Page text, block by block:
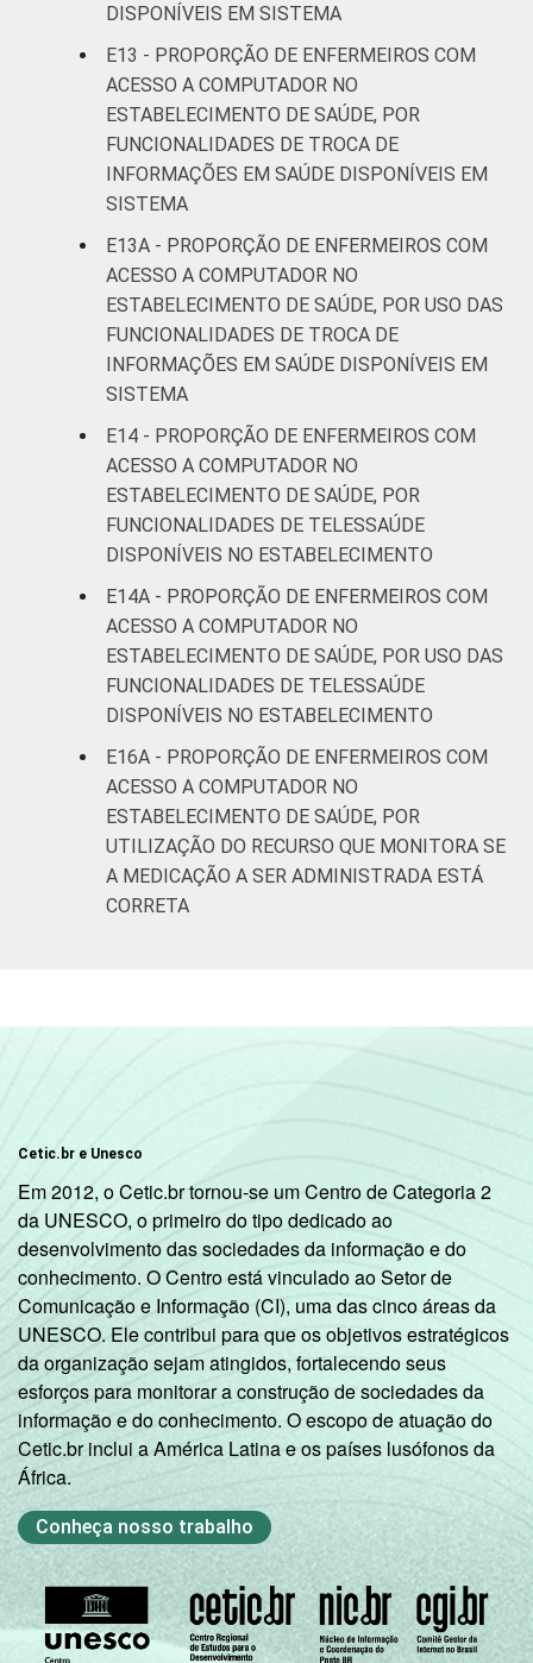
DISPONÍVEIS EM SISTEMA
E13 - PROPORÇÃO DE ENFERMEIROS COM
ACESSO A COMPUTADOR NO
ESTABELECIMENTO DE SAÚDE, POR
FUNCIONALIDADES DE TROCA DE
INFORMAÇÕES EM SAÚDE DISPONÍVEIS EM
SISTEMA
E13A - PROPORÇÃO DE ENFERMEIROS COM
ACESSO A COMPUTADOR NO
ESTABELECIMENTO DE SAÚDE, POR USO DAS
FUNCIONALIDADES DE TROCA DE
INFORMAÇÕES EM SAÚDE DISPONÍVEIS EM
SISTEMA
E14 - PROPORÇÃO DE ENFERMEIROS COM
ACESSO A COMPUTADOR NO
ESTABELECIMENTO DE SAÚDE, POR
FUNCIONALIDADES DE TELESSAÚDE
DISPONÍVEIS NO ESTABELECIMENTO
E14A - PROPORÇÃO DE ENFERMEIROS COM
ACESSO A COMPUTADOR NO
ESTABELECIMENTO DE SAÚDE, POR USO DAS
FUNCIONALIDADES DE TELESSAÚDE
DISPONÍVEIS NO ESTABELECIMENTO
E16A - PROPORÇÃO DE ENFERMEIROS COM
ACESSO A COMPUTADOR NO
ESTABELECIMENTO DE SAÚDE, POR
UTILIZAÇÃO DO RECURSO QUE MONITORA SE
A MEDICAÇÃO A SER ADMINISTRADA ESTÁ
CORRETA
Cetic.br e Unesco
Em 2012, o Cetic.br tornou-se um Centro de Categoria 2
da UNESCO, o primeiro do tipo dedicado ao
desenvolvimento das sociedades da informação e do
conhecimento. O Centro está vinculado ao Setor de
Comunicação e Informação (CI), uma das cinco áreas da
UNESCO. Ele contribui para que os objetivos estratégicos
da organização sejam atingidos, fortalecendo seus
esforços para monitorar a construção de sociedades da
informação e do conhecimento. O escopo de atuação do
Cetic.br inclui a América Latina e os países lusófonos da
África.
Conheça nosso trabalho